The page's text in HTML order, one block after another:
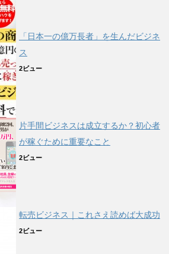
「日本一の億万長者」を生んだビジネ
ス
2ビュー
片手間ビジネスは成立するか？初心者
が稼ぐために重要なこと
2ビュー
転売ビジネス｜これさえ読めば大成功
2ビュー